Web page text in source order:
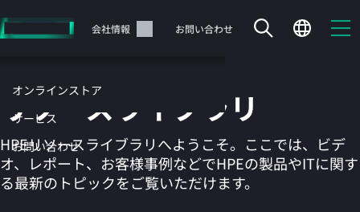
イ
テ
ツ
に
ス
会社情報 お問い合わせ
オンラインストア
サービス
お問い合わせ
リソースライブラリ
HPEリソースライブラリへようこそ。ここでは、ビデ
オ、レポート、お客様事例などでHPEの製品やITに関す
る最新のトピックをご覧いただけます。